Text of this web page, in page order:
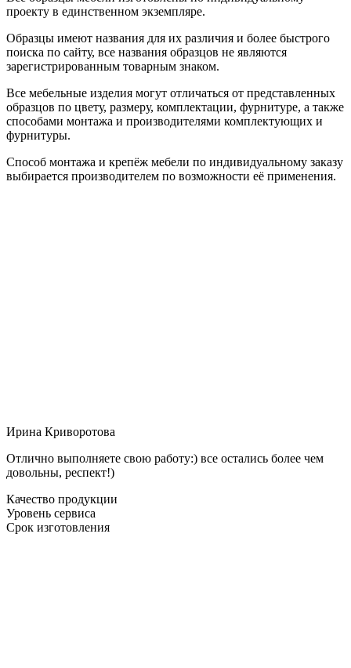
проекту в единственном экземпляре.
Образцы имеют названия для их различия и более быстрого
поиска по сайту, все названия образцов не являются
зарегистрированным товарным знаком.
Все мебельные изделия могут отличаться от представленных
образцов по цвету, размеру, комплектации, фурнитуре, а также
способами монтажа и производителями комплектующих и
фурнитуры.
Способ монтажа и крепёж мебели по индивидуальному заказу
выбирается производителем по возможности её применения.
Ирина Криворотова
Отлично выполняете свою работу:) все остались более чем
довольны, респект!)
Качество продукции
Уровень сервиса
Срок изготовления